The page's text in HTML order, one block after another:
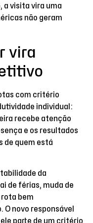
a visita vira uma
não geram
vira
com critério
individual:
recebe atenção
e os resultados
de quem está
da
de férias, muda de
rota bem
novo responsável
parte de um critério